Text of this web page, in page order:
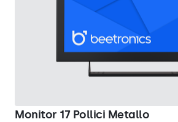
Monitor 17 Pollici Metallo